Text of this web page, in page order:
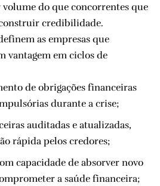
do que concorrentes que
credibilidade.
as empresas que
vantagem em ciclos de
de obrigações financeiras
durante a crise;
auditadas e atualizadas,
rápida pelos credores;
capacidade de absorver novo
a saúde financeira;